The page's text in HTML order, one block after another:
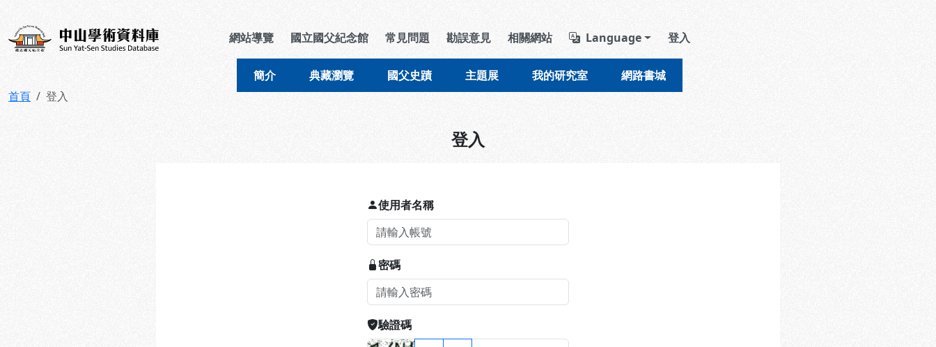
中山學術資料庫 導覽列區塊
網站導覽 國立國父紀念館 常見問題 勘誤意見 相關網站 Language 登入
簡介 典藏瀏覽 國父史蹟 主題展 我的研究室 網路書城
首頁 登入
登入
使用者名稱
密碼
驗證碼